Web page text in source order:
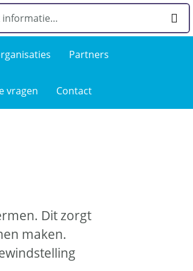
Partners
vragen Contact
Dit zorgt
maken.